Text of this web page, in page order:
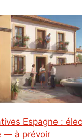
— à prévoir